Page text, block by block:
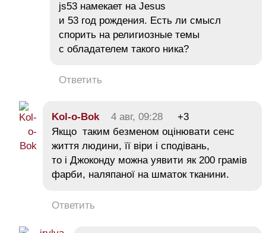
js53 намекает на Jesus
и 53 год рождения. Есть ли смысл
спорить на религиозные темы
с обладателем такого ника?
Ответить
Kol-o-Bok 4 авг, 09:28
+3
Якщо таким безменом оцінювати сенс
життя людини, її віри і сподівань,
то і Джоконду можна уявити як 200 грамів
фарби, наляпаної на шматок тканини.
Ответить